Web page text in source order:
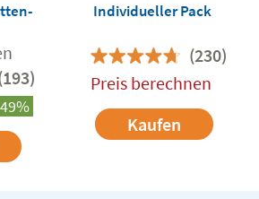
Individueller Pack
(230)
Preis berechnen
Kaufen